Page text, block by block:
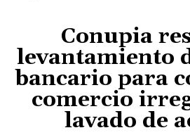
Conupia
levantamiento
bancario para
comercio
lavado de